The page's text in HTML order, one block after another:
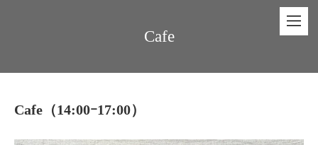
Cafe
Cafe（14:00ｰ17:00）